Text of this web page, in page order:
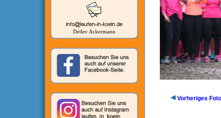
Detlev Ackermann
Vorheriges Foto